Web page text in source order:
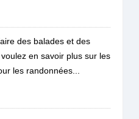
des balades et des
en savoir plus sur les
les randonnées...